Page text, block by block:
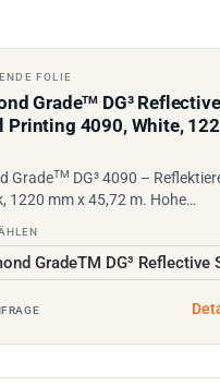
FOLIE
GradeTM DG³
Printing 4090, White,
GradeTM DG³ 4090 –
1220 mm x 45,72 m. Hohe…